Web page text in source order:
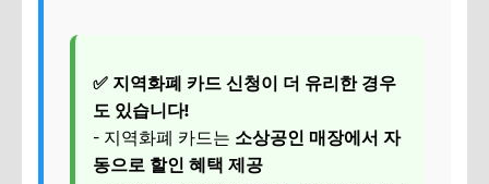
✅ 지역화폐 카드 신청이 더 유리한 경우
도 있습니다!
- 지역화폐 카드는 소상공인 매장에서 자
동으로 할인 혜택 제공